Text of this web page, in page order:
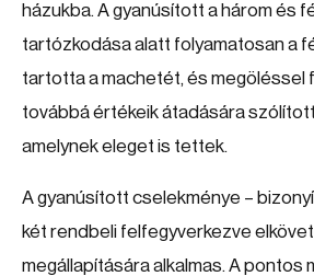
házukba. A gyanúsított a három és
tartózkodása alatt folyamatosan a
tartotta a machetét, és megöléssel
továbbá értékeik átadására
amelynek eleget is tettek.
A gyanúsított cselekménye –
két rendbeli felfegyverkezve
megállapítására alkalmas. A pontos